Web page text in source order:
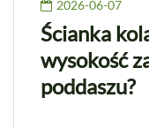
2026-06-07
Ścianka
wysokość
poddaszu?